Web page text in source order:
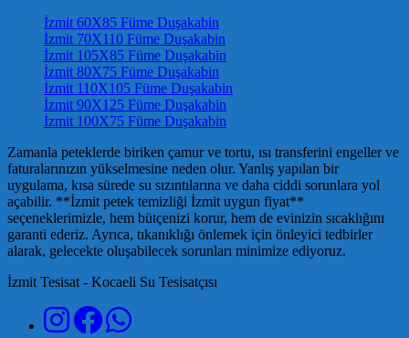
İzmit 60X85 Füme Duşakabin
İzmit 70X110 Füme Duşakabin
İzmit 105X85 Füme Duşakabin
İzmit 80X75 Füme Duşakabin
İzmit 110X105 Füme Duşakabin
İzmit 90X125 Füme Duşakabin
İzmit 100X75 Füme Duşakabin
Zamanla peteklerde biriken çamur ve tortu, ısı transferini engeller ve
faturalarınızın yükselmesine neden olur. Yanlış yapılan bir
uygulama, kısa sürede su sızıntılarına ve daha ciddi sorunlara yol
açabilir. **İzmit petek temizliği İzmit uygun fiyat**
seçeneklerimizle, hem bütçenizi korur, hem de evinizin sıcaklığını
garanti ederiz. Ayrıca, tıkanıklığı önlemek için önleyici tedbirler
alarak, gelecekte oluşabilecek sorunları minimize ediyoruz.
İzmit Tesisat - Kocaeli Su Tesisatçısı